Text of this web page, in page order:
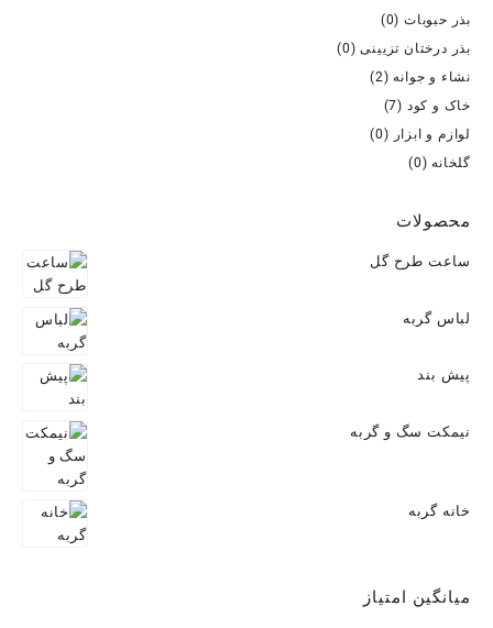
بذر حبوبات (0)
بذر درختان تزیینی (0)
نشاء و جوانه (2)
خاک و کود (7)
لوازم و ابزار (0)
گلخانه (0)
محصولات
ساعت طرح گل
لباس گربه
پیش بند
نیمکت سگ و گربه
خانه گربه
میانگین امتیاز